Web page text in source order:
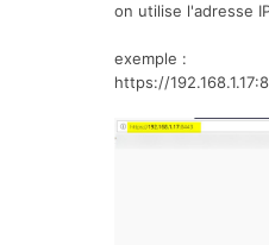
on utilise l'adresse
exemple :
https://